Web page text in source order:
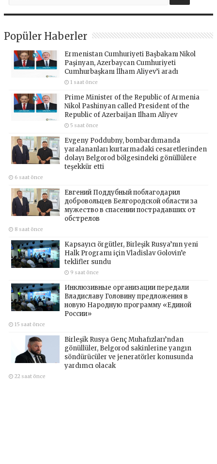
Popüler Haberler
Ermenistan Cumhuriyeti Başbakanı Nikol
Paşinyan, Azerbaycan Cumhuriyeti
Cumhurbaşkanı İlham Aliyev’i aradı
1 saat önce
Prime Minister of the Republic of Armenia
Nikol Pashinyan called President of the
Republic of Azerbaijan Ilham Aliyev
5 saat önce
Evgeny Poddubny, bombardımanda
yaralananları kurtarmadaki cesaretlerinden
dolayı Belgorod bölgesindeki gönüllülere
teşekkür etti
6 saat önce
Евгений Поддубный поблагодарил
добровольцев Белгородской области за
мужество в спасении пострадавших от
обстрелов
8 saat önce
Kapsayıcı örgütler, Birleşik Rusya’nın yeni
Halk Programı için Vladislav Golovin’e
teklifler sundu
9 saat önce
Инклюзивные организации передали
Владиславу Головину предложения в
новую Народную программу «Единой
России»
15 saat önce
Birleşik Rusya Genç Muhafızları’ndan
gönüllüler, Belgorod sakinlerine yangın
söndürücüler ve jeneratörler konusunda
yardımcı olacak
22 saat önce